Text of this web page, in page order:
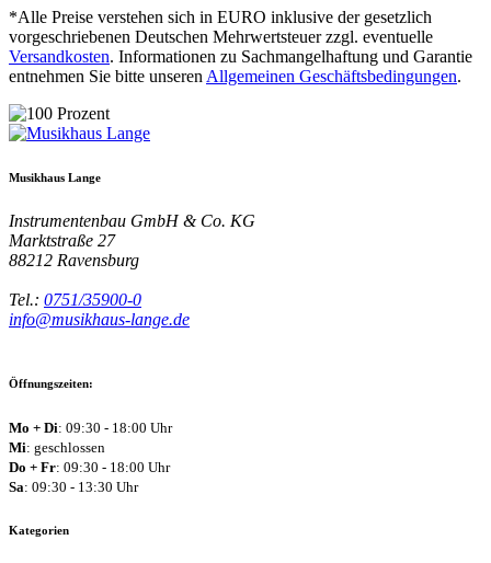
*Alle Preise verstehen sich in EURO inklusive der gesetzlich
vorgeschriebenen Deutschen Mehrwertsteuer zzgl. eventuelle
Versandkosten. Informationen zu Sachmangelhaftung und Garantie
entnehmen Sie bitte unserenAllgemeinen Geschäftsbedingungen.
Musikhaus Lange
Instrumentenbau GmbH & Co. KG
Marktstraße 27
88212 Ravensburg
Tel.: 0751/35900-0
info@musikhaus-lange.de
Öffnungszeiten:
Mo + Di: 09:30 - 18:00 Uhr
Mi: geschlossen
Do + Fr: 09:30 - 18:00 Uhr
Sa: 09:30 - 13:30 Uhr
Kategorien